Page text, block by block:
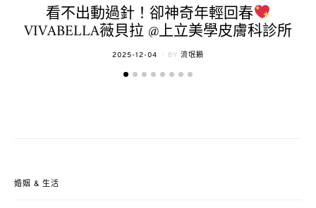
看不出動過針！卻神奇年輕回春
VIVABELLA薇貝拉 @上立美學皮膚科診所
POSTED
2025-12-04 BY 流氓顆
婚姻 & 生活